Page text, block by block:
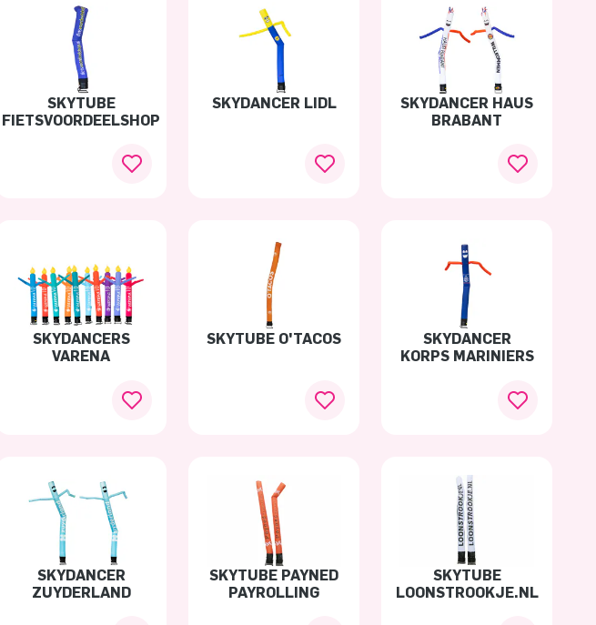
SKYTUBE
FIETSVOORDEELSHOP
SKYDANCER LIDL
SKYDANCER HAUS
BRABANT
SKYDANCERS
VARENA
SKYTUBE O'TACOS
SKYDANCER
KORPS MARINIERS
SKYDANCER
ZUYDERLAND
SKYTUBE PAYNED
PAYROLLING
SKYTUBE
LOONSTROOKJE.NL